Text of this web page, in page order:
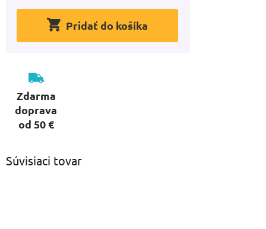
Pridať do košíka
Zdarma
doprava
od 50 €
Súvisiaci tovar